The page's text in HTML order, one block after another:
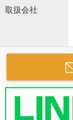
取扱会社